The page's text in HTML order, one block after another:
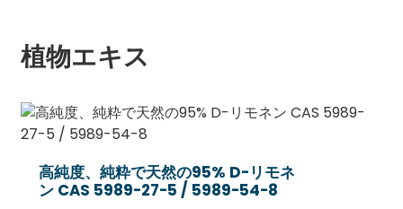
植物エキス
高純度、純粋で天然の95% D-リモネ
ン CAS 5989-27-5 / 5989-54-8